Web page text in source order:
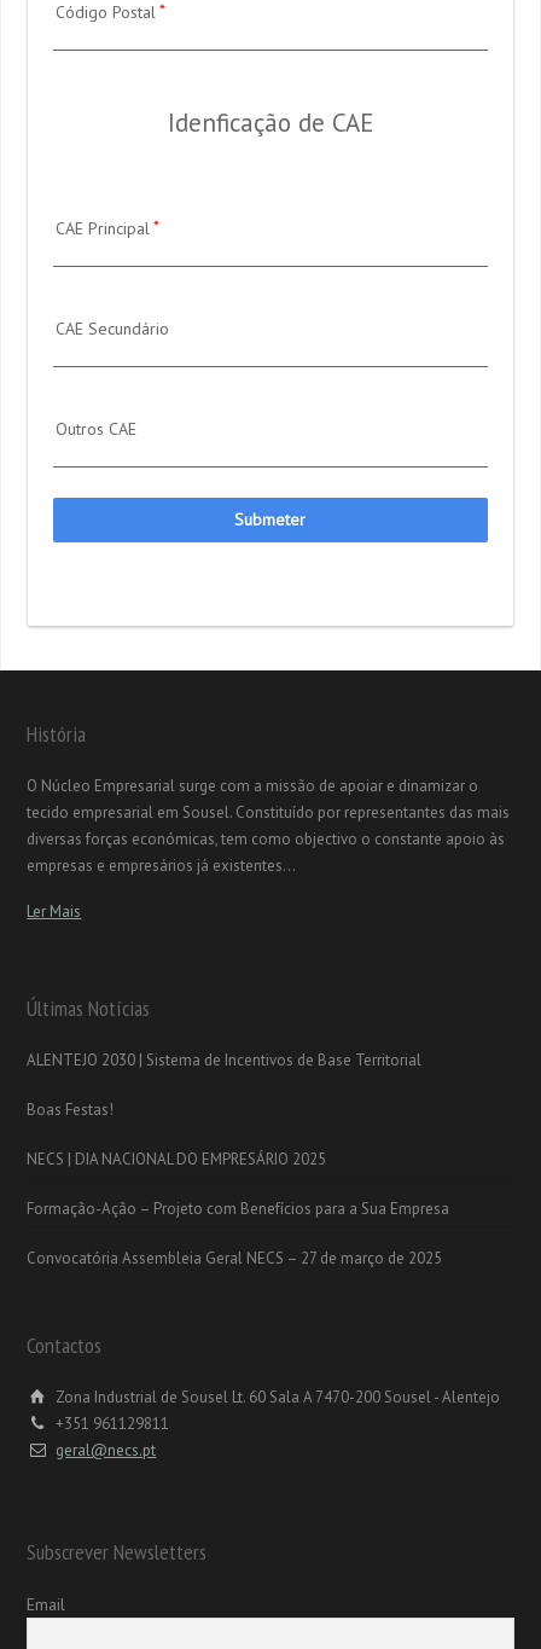
Código Postal
Idenficação de CAE
CAE Principal
CAE Secundário
Outros CAE
Submeter
História
O Núcleo Empresarial surge com a missão de apoiar e dinamizar o
tecido empresarial em Sousel. Constituído por representantes das mais
diversas forças económicas, tem como objectivo o constante apoio às
empresas e empresários já existentes...
Ler Mais
Últimas Notícias
ALENTEJO 2030 | Sistema de Incentivos de Base Territorial
Boas Festas!
NECS | DIA NACIONAL DO EMPRESÁRIO 2025
Formação-Ação – Projeto com Benefícios para a Sua Empresa
Convocatória Assembleia Geral NECS – 27 de março de 2025
Contactos
Zona Industrial de Sousel Lt. 60 Sala A 7470-200 Sousel - Alentejo
+351 961129811
geral@necs.pt
Subscrever Newsletters
Email